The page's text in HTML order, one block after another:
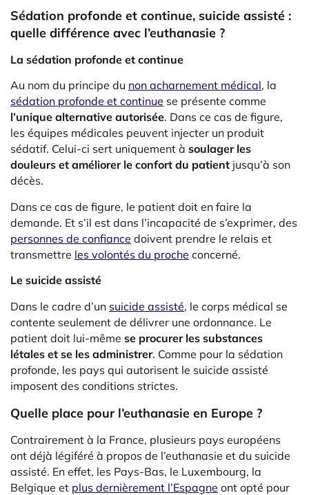
Sédation profonde et continue, suicide assisté :
quelle différence avec l’euthanasie ?
La sédation profonde et continue
Au nom du principe du non acharnement médical, la
sédation profonde et continue se présente comme
l’unique alternative autorisée. Dans ce cas de figure,
les équipes médicales peuvent injecter un produit
sédatif. Celui-ci sert uniquement à soulager les
douleurs et améliorer le confort du patient jusqu’à son
décès.
Dans ce cas de figure, le patient doit en faire la
demande. Et s’il est dans l’incapacité de s’exprimer, des
personnes de confiance doivent prendre le relais et
transmettre les volontés du proche concerné.
Le suicide assisté
Dans le cadre d’un suicide assisté, le corps médical se
contente seulement de délivrer une ordonnance. Le
patient doit lui-même se procurer les substances
létales et se les administrer. Comme pour la sédation
profonde, les pays qui autorisent le suicide assisté
imposent des conditions strictes.
Quelle place pour l’euthanasie en Europe ?
Contrairement à la France, plusieurs pays européens
ont déjà légiféré à propos de l’euthanasie et du suicide
assisté. En effet, les Pays-Bas, le Luxembourg, la
Belgique et plus dernièrement l’Espagne ont opté pour